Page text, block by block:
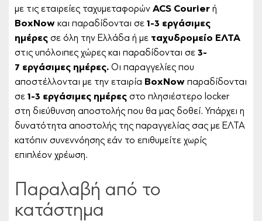
με τις εταιρείες ταχυμεταφορών ACS Courier ή
BoxNow και παραδίδονται σε 1-3 εργάσιμες
ημέρες σε όλη την Ελλάδα ή με ταχυδρομείο ΕΛΤΑ
στις υπόλοιπες χώρες και παραδίδονται σε 3-
7 εργάσιμες ημέρες. Οι παραγγελίες που
αποστέλλονται με την εταιρία BoxNow παραδίδονται
σε 1-3 εργάσιμες ημέρες στο πλησιέστερο locker
στη διεύθυνση αποστολής που θα μας δοθεί. Υπάρχει η
δυνατότητα αποστολής της παραγγελίας σας με ΕΛΤΑ
κατόπιν συνεννόησης εάν το επιθυμείτε χωρίς
επιπλέον χρέωση.
Παραλαβή από το
κατάστημα